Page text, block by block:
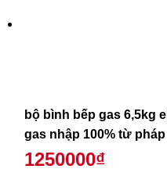
bộ bình bếp gas 6,5kg ell
gas nhập 100% từ pháp
1250000₫